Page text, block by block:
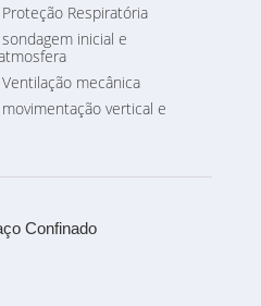
Respiratória
inicial e
mecânica
vertical e
Confinado